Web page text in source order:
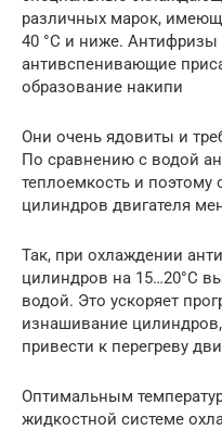
различных марок,
40 °С и ниже. Антифризы
антивспенивающие
образование накипи
Они очень ядовиты и
По сравнению с водой
теплоемкость и поэтому
цилиндров двигателя
Так, при охлаждении
цилиндров на 15…20°С
водой. Это ускоряет
изнашивание
привести к перегреву
Оптимальным
жидкостной системе